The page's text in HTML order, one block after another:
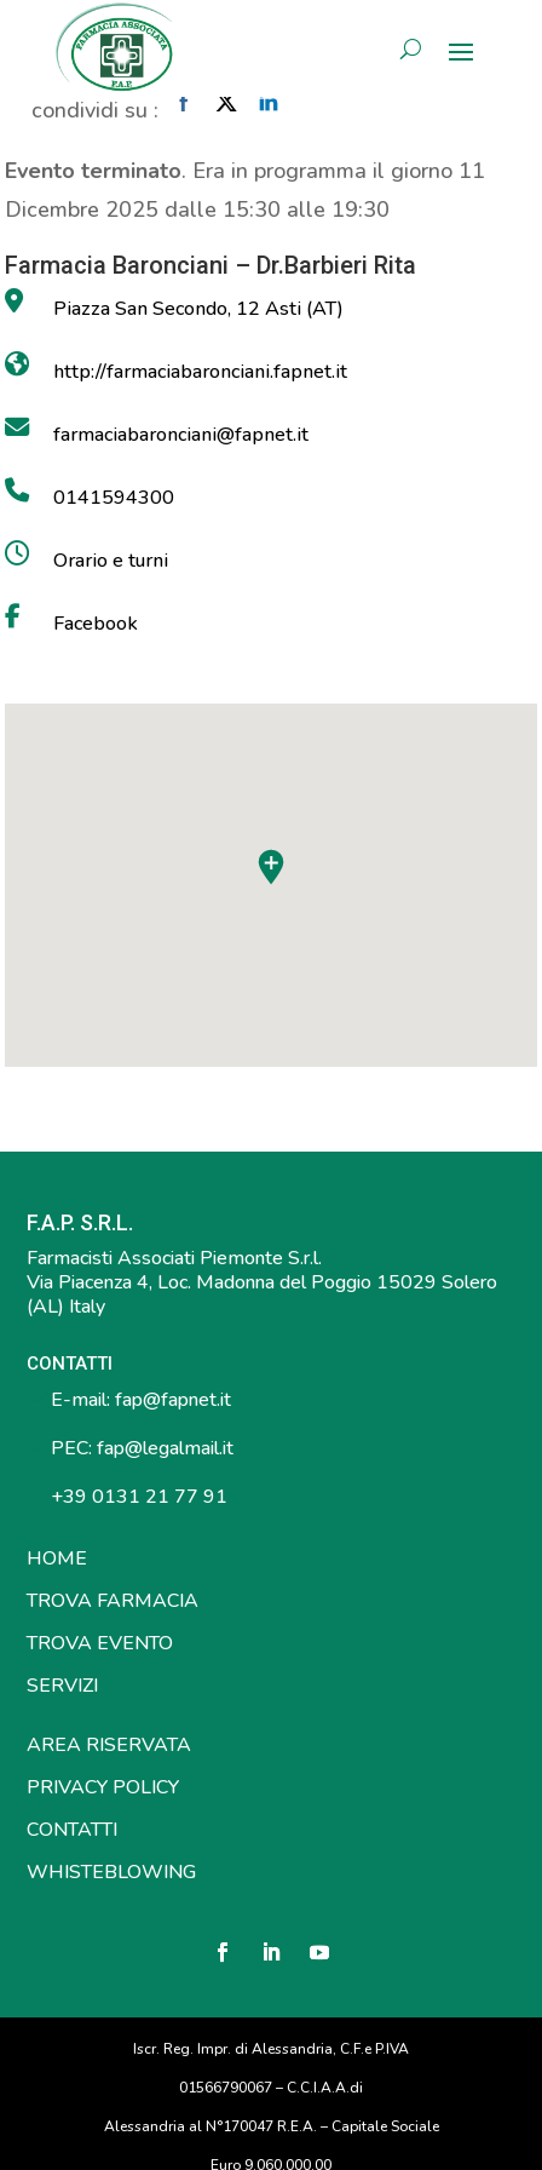
AREA RISERVATA
Propaganda Prolife
Home» Evento» Propaganda Prolife
condividi su :
Evento terminato. Era in programma il giorno 11
Dicembre 2025 dalle 15:30 alle 19:30
Farmacia Baronciani – Dr.Barbieri Rita
Piazza San Secondo, 12 Asti (AT)
http://farmaciabaronciani.fapnet.it
farmaciabaronciani@fapnet.it
0141594300
Orario e turni
Facebook
F.A.P. S.R.L.
Farmacisti Associati Piemonte S.r.l.
Via Piacenza 4, Loc. Madonna del Poggio 15029 Solero
(AL) Italy
CONTATTI
E-mail: fap@fapnet.it
PEC: fap@legalmail.it
+39 0131 21 77 91
HOME
TROVA FARMACIA
TROVA EVENTO
SERVIZI
AREA RISERVATA
PRIVACY POLICY
CONTATTI
WHISTEBLOWING
Iscr. Reg. Impr. di Alessandria, C.F.e P.IVA
01566790067 – C.C.I.A.A.di
Alessandria al N°170047 R.E.A. – Capitale Sociale
Euro 9.060.000,00